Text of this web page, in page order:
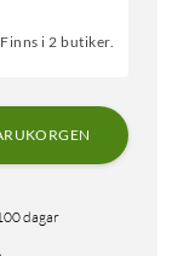
Finns i 2 butiker.
dagar